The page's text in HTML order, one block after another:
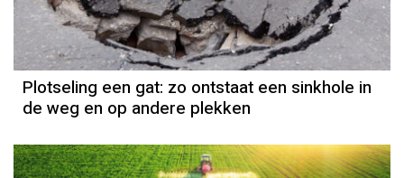
Plotseling een gat: zo ontstaat een sinkhole in
de weg en op andere plekken